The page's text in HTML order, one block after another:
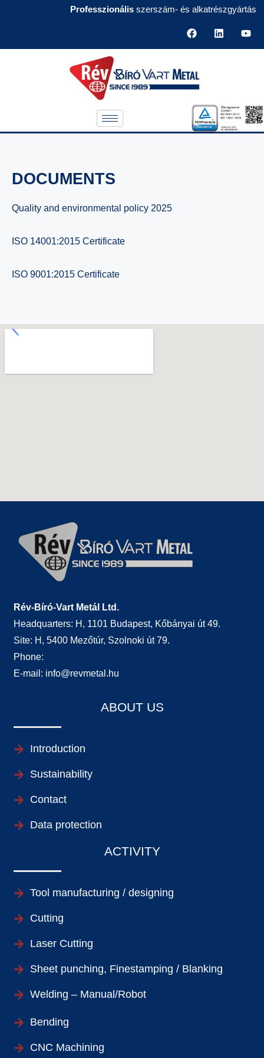
Professzionálisszerszám- és alkatrészgyártás
DOCUMENTS
Quality and environmental policy 2025
ISO 14001:2015 Certificate
ISO 9001:2015 Certificate
Rév-Bíró-Vart Metál Ltd.
Headquarters: H, 1101 Budapest, Kőbányai út 49.
Site: H, 5400 Mezőtúr, Szolnoki út 79.
Phone:
E-mail: info@revmetal.hu
ABOUT US
Introduction
Sustainability
Contact
Data protection
ACTIVITY
Tool manufacturing / designing
Cutting
Laser Cutting
Sheet punching, Finestamping / Blanking
Welding – Manual/Robot
Bending
CNC Machining